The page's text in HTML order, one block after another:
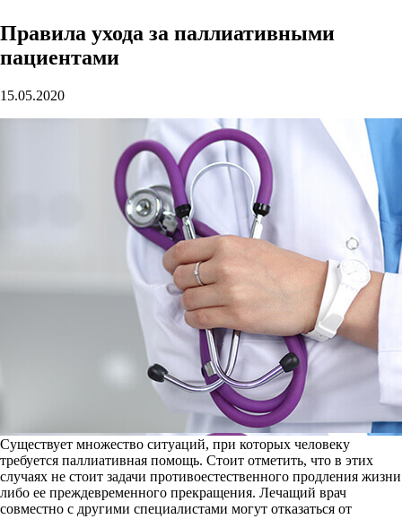
Правила ухода за паллиативными
пациентами
15.05.2020
Существует множество ситуаций, при которых человеку
требуется паллиативная помощь. Стоит отметить, что в этих
случаях не стоит задачи противоестественного продления жизни
либо ее преждевременного прекращения. Лечащий врач
совместно с другими специалистами могут отказаться от